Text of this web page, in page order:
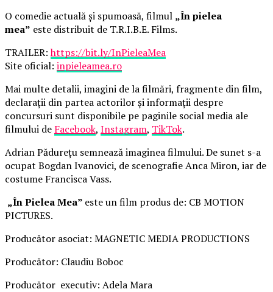
O comedie actuală și spumoasă, filmul „În pielea
mea” este distribuit de T.R.I.B.E. Films.
TRAILER:https://bit.ly/InPieleaMea
Site oficial: inpieleamea.ro
Mai multe detalii, imagini de la filmări, fragmente din film,
declarații din partea actorilor și informații despre
concursuri sunt disponibile pe paginile social media ale
filmului de Facebook, Instagram, TikTok.
Adrian Pădurețu semnează imaginea filmului. De sunet s-a
ocupat Bogdan Ivanovici, de scenografie Anca Miron, iar de
costume Francisca Vass.
„În Pielea Mea” este un film produs de: CB MOTION
PICTURES.
Producător asociat: MAGNETIC MEDIA PRODUCTIONS
Producător: Claudiu Boboc
Producător executiv: Adela Mara